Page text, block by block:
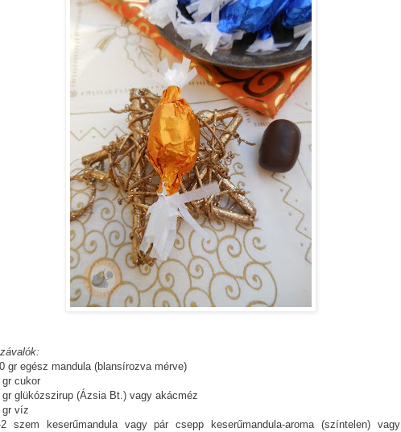
gr egész mandula (blansírozva mérve)
gr cukor
gr glükózszirup (Ázsia Bt.) vagy akácméz
gr víz
szem keserűmandula vagy pár csepp keserűmandula-aroma (színtelen) vagy